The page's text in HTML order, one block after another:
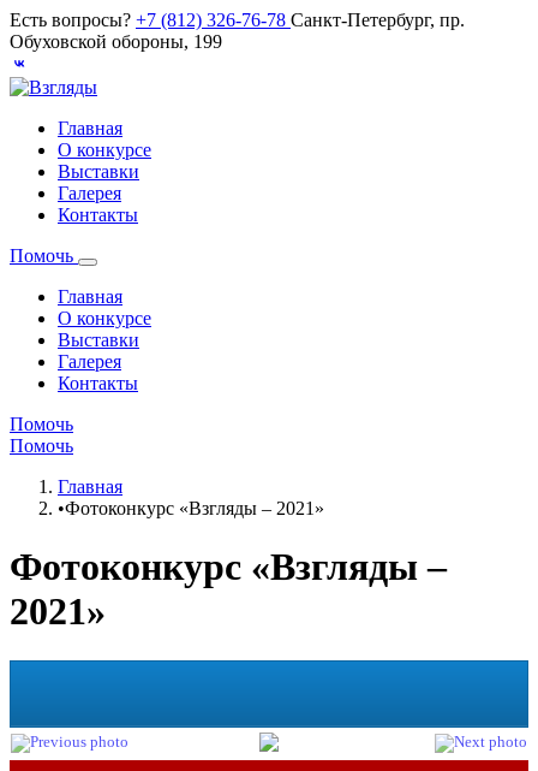
Есть вопросы? +7 (812) 326-76-78 Санкт-Петербург, пр.
Обуховской обороны, 199
Главная
О конкурсе
Выставки
Галерея
Контакты
Помочь
Главная
О конкурсе
Выставки
Галерея
Контакты
Помочь
Помочь
Главная
•Фотоконкурс «Взгляды – 2021»
Фотоконкурс «Взгляды –
2021»